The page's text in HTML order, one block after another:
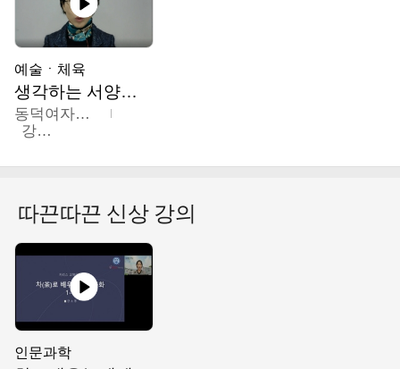
예술ㆍ체육
생각하는 서양미술의 이해
동덕여자대학교
강수미
따끈따끈 신상 강의
인문과학